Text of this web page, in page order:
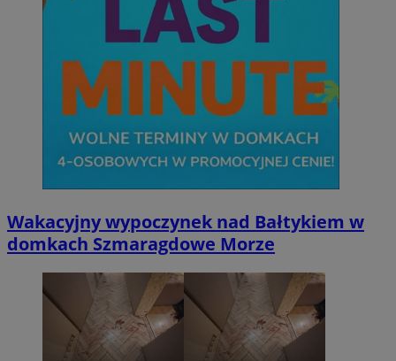
Wakacyjny wypoczynek nad Bałtykiem w
domkach Szmaragdowe Morze